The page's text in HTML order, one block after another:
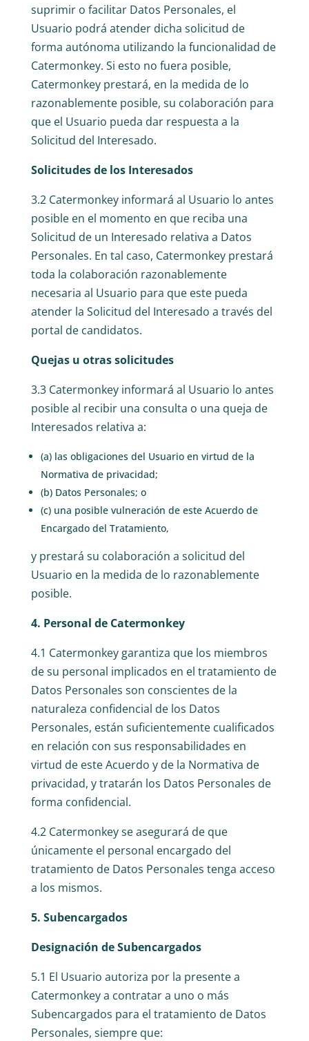
suprimir o facilitar Datos Personales, el
Usuario podrá atender dicha solicitud de
forma autónoma utilizando la funcionalidad de
Catermonkey. Si esto no fuera posible,
Catermonkey prestará, en la medida de lo
razonablemente posible, su colaboración para
que el Usuario pueda dar respuesta a la
Solicitud del Interesado.
Solicitudes de los Interesados
3.2 Catermonkey informará al Usuario lo antes
posible en el momento en que reciba una
Solicitud de un Interesado relativa a Datos
Personales. En tal caso, Catermonkey prestará
toda la colaboración razonablemente
necesaria al Usuario para que este pueda
atender la Solicitud del Interesado a través del
portal de candidatos.
Quejas u otras solicitudes
3.3 Catermonkey informará al Usuario lo antes
posible al recibir una consulta o una queja de
Interesados relativa a:
(a) las obligaciones del Usuario en virtud de la
Normativa de privacidad;
(b) Datos Personales; o
(c) una posible vulneración de este Acuerdo de
Encargado del Tratamiento,
y prestará su colaboración a solicitud del
Usuario en la medida de lo razonablemente
posible.
4. Personal de Catermonkey
4.1 Catermonkey garantiza que los miembros
de su personal implicados en el tratamiento de
Datos Personales son conscientes de la
naturaleza confidencial de los Datos
Personales, están suficientemente cualificados
en relación con sus responsabilidades en
virtud de este Acuerdo y de la Normativa de
privacidad, y tratarán los Datos Personales de
forma confidencial.
4.2 Catermonkey se asegurará de que
únicamente el personal encargado del
tratamiento de Datos Personales tenga acceso
a los mismos.
5. Subencargados
Designación de Subencargados
5.1 El Usuario autoriza por la presente a
Catermonkey a contratar a uno o más
Subencargados para el tratamiento de Datos
Personales, siempre que: